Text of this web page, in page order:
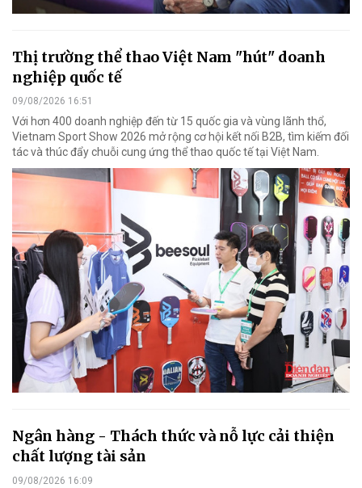
Thị trường thể thao Việt Nam "hút" doanh
nghiệp quốc tế
09/08/2026 16:51
Với hơn 400 doanh nghiệp đến từ 15 quốc gia và vùng lãnh thổ,
Vietnam Sport Show 2026 mở rộng cơ hội kết nối B2B, tìm kiếm đối
tác và thúc đẩy chuỗi cung ứng thể thao quốc tế tại Việt Nam.
Ngân hàng - Thách thức và nỗ lực cải thiện
chất lượng tài sản
09/08/2026 16:09